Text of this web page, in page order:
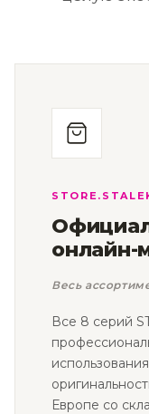
онлайн-
Весь
Все 8 серий
Европе со